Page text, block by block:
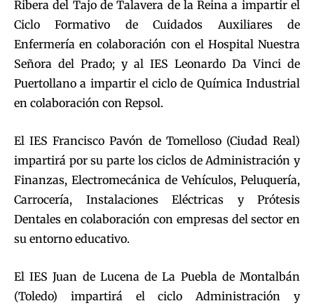
Ribera del Tajo de Talavera de la Reina a impartir el
Ciclo Formativo de Cuidados Auxiliares de
Enfermería en colaboración con el Hospital Nuestra
Señora del Prado; y al IES Leonardo Da Vinci de
Puertollano a impartir el ciclo de Química Industrial
en colaboración con Repsol.
El IES Francisco Pavón de Tomelloso (Ciudad Real)
impartirá por su parte los ciclos de Administración y
Finanzas, Electromecánica de Vehículos, Peluquería,
Carrocería, Instalaciones Eléctricas y Prótesis
Dentales en colaboración con empresas del sector en
su entorno educativo.
El IES Juan de Lucena de La Puebla de Montalbán
(Toledo) impartirá el ciclo Administración y